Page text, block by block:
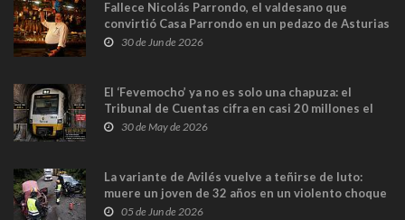
Fallece Nicolás Parrondo, el valdesano que
convirtió Casa Parrondo en un pedazo de Asturias
en Madrid
30 de Jun de 2026
El ‘Fevemocho’ ya no es solo una chapuza: el
Tribunal de Cuentas cifra en casi 20 millones el
sobrecoste de los trenes que no cabían por los
30 de May de 2026
La variante de Avilés vuelve a teñirse de luto:
muere un joven de 32 años en un violento choque
frontal
05 de Jun de 2026